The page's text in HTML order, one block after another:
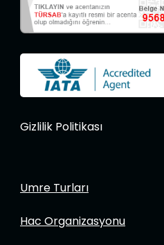
Gizlilik Politikası
Umre Turları
Hac Organizasyonu